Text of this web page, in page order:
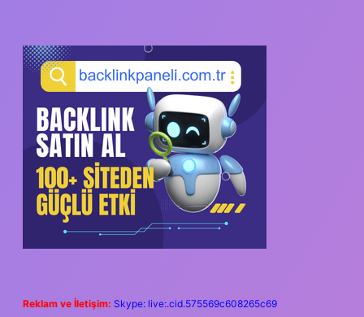
SIDEBAR
Reklam ve İletişim: Skype: live:.cid.575569c608265c69